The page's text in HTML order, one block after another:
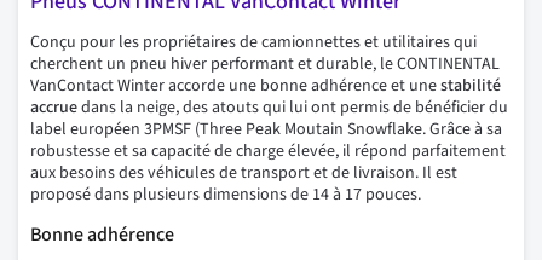
Conçu pour les propriétaires de camionnettes et utilitaires qui
cherchent un pneu hiver performant et durable, le CONTINENTAL
VanContact Winter accorde une bonne adhérence et unestabilité
accruedans la neige, des atouts qui lui ont permis de bénéficier du
label européen 3PMSF (Three Peak Moutain Snowflake. Grâce à sa
robustesse et sa capacité de charge élevée, il répond parfaitement
aux besoins des véhicules de transport et de livraison. Il est
proposé dans plusieurs dimensions de 14 à 17 pouces.
Bonne adhérence